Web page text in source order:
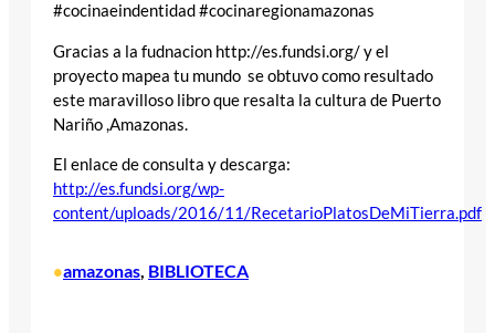
#cocinaeindentidad #cocinaregionamazonas
Gracias a la fudnacion http://es.fundsi.org/ y el
proyecto mapea tu mundo se obtuvo como resultado
este maravilloso libro que resalta la cultura de Puerto
Nariño ,Amazonas.
El enlace de consulta y descarga:
http://es.fundsi.org/wp-
content/uploads/2016/11/RecetarioPlatosDeMiTierra.pdf
•amazonas, BIBLIOTECA